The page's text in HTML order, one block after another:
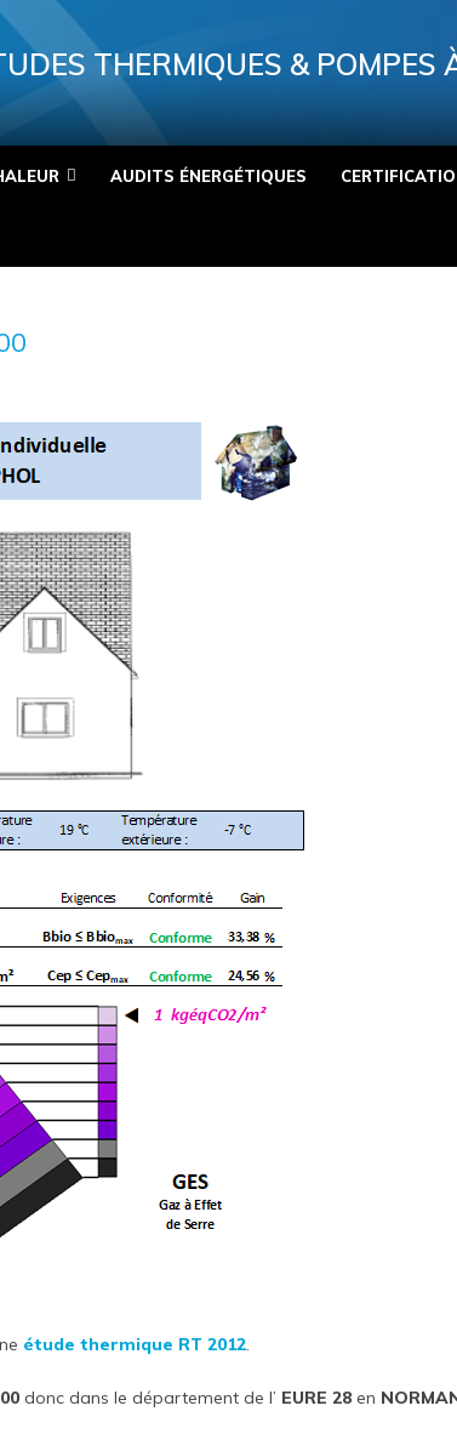
THERMIQUES & POMPES
AUDITS ÉNERGÉTIQUES
étude thermique RT 2012.
donc dans le département de l’ EURE 28 en